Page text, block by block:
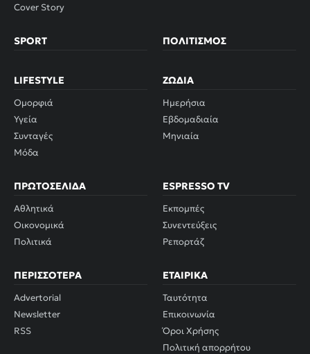
Cover Story
SPORT ΠΟΛΙΤΙΣΜΌΣ
LIFESTYLE
Ομορφιά
Υγεία
Συνταγές
Μόδα
ΖΏΔΙΑ
Ημερήσια
Εβδομαδιαία
Μηνιαία
ΠΡΩΤΟΣΈΛΙΔΑ
Αθλητικά
Οικονομικά
Πολιτικά
ESPRESSO TV
Εκπομπές
Συνεντεύξεις
Ρεπορτάζ
ΠΕΡΙΣΣΌΤΕΡΑ
Advertorial
Newsletter
RSS
ΕΤΑΙΡΙΚΆ
Ταυτότητα
Επικοινωνία
Όροι Χρήσης
Πολιτική απορρήτου